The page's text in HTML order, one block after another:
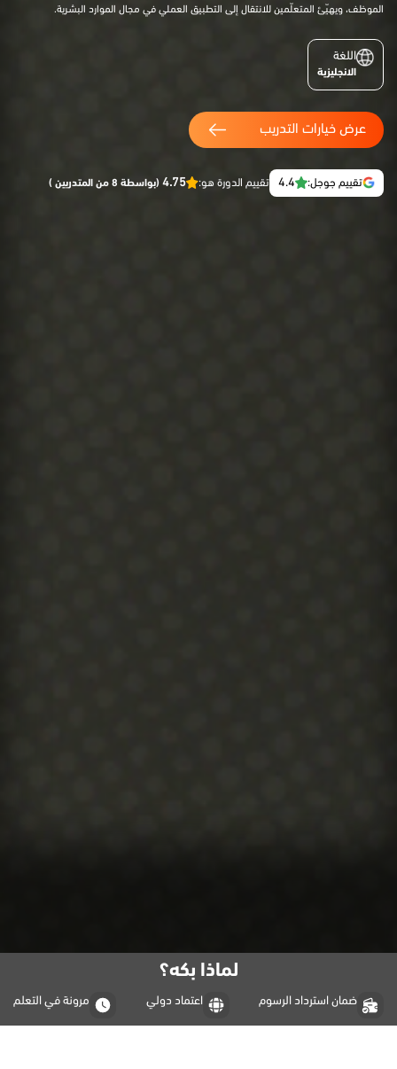
الموظف، ويهيّئ المتعلّمين للانتقال إلى التطبيق العملي في مجال الموارد البشرية.
اللغة
الانجليزية
عرض خيارات التدريب
تقييم جوجل: 4.4 تقييم الدورة هو: 4.75 (بواسطة 8 من المتدربين )
لماذا بكه؟
ضمان استرداد الرسوم اعتماد دولي مرونة في التعلم